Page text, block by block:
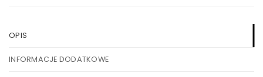
OPIS
INFORMACJE DODATKOWE